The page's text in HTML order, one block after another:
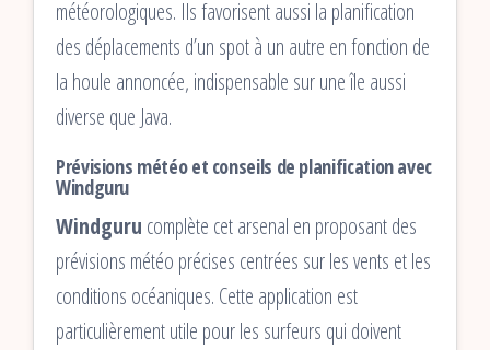
météorologiques. Ils favorisent aussi la planification
des déplacements d’un spot à un autre en fonction de
la houle annoncée, indispensable sur une île aussi
diverse que Java.
Prévisions météo et conseils de planification avec
Windguru
Windguru complète cet arsenal en proposant des
prévisions météo précises centrées sur les vents et les
conditions océaniques. Cette application est
particulièrement utile pour les surfeurs qui doivent